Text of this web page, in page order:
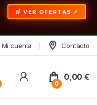
🛒 VER OFERTAS
Mi cuenta Contacto
My Account
0
0,00€